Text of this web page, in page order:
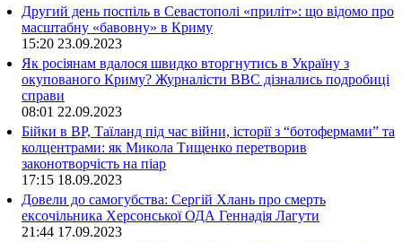
Другий день поспіль в Севастополі «приліт»: що відомо про
масштабну «бавовну» в Криму
15:20 23.09.2023
Як росіянам вдалося швидко вторгнутись в Україну з
окупованого Криму? Журналісти ВВС дізнались подробиці
справи
08:01 22.09.2023
Бійки в ВР, Таїланд під час війни, історії з “ботофермами” та
колцентрами: як Микола Тищенко перетворив
законотворчість на піар
17:15 18.09.2023
Довели до самогубства: Сергій Хлань про смерть
ексочільника Херсонської ОДА Геннадія Лагути
21:44 17.09.2023